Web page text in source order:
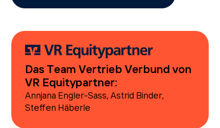
Das Team Vertrieb Verbund von
VR Equitypartner:
Annjana Engler-Sass, Astrid Binder,
Steffen Häberle